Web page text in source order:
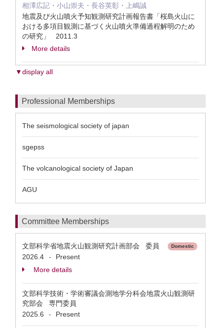
相澤広記・小山崇夫・長谷英彰・上嶋誠
地震及び火山噴火予知観測研究計画報告書「桜島火山に
おける多項目観測に基づく火山噴火準備過程解明のため
の研究」 2011.3
More details
▼display all
Professional Memberships
The seismological society of japan
sgepss
The volcanological society of Japan
AGU
Committee Memberships
文部科学省地震火山観測研究計画部会 委員 Domestic
2026.4 -
Present
More details
文部科学技術・学術審議会測地学分科会地震火山観測研
究部会 専門委員
2025.6
- Present